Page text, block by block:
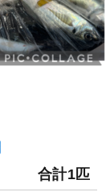
合計1匹